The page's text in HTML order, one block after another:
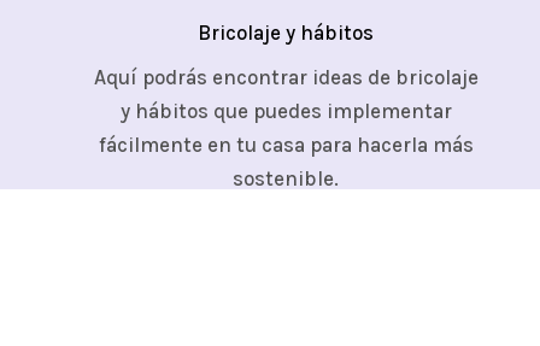
Bricolaje y hábitos
Aquí podrás encontrar ideas de bricolaje
y hábitos que puedes implementar
fácilmente en tu casa para hacerla más
sostenible.